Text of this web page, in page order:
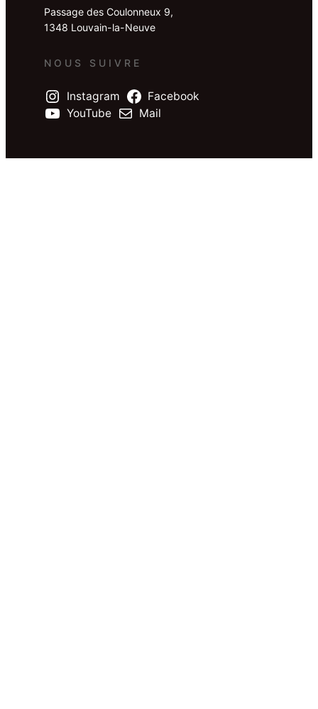
Passage des Coulonneux 9,
1348 Louvain-la-Neuve
NOUS SUIVRE
Instagram
Facebook
YouTube
Mail